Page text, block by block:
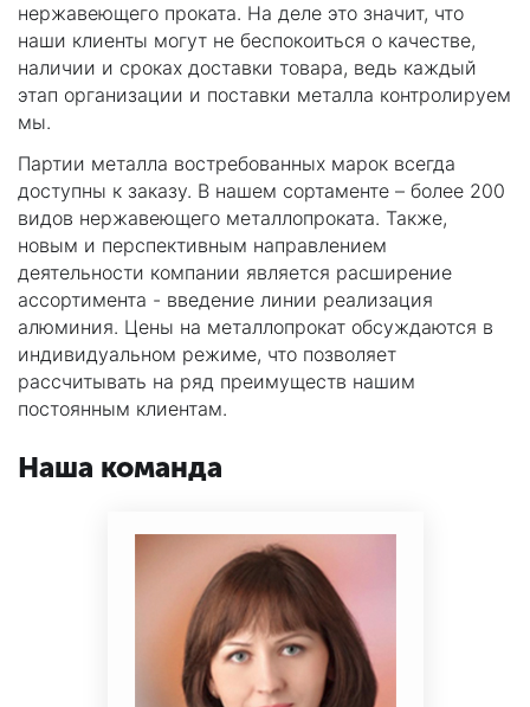
нержавеющего проката. На деле это значит, что
наши клиенты могут не беспокоиться о качестве,
наличии и сроках доставки товара, ведь каждый
этап организации и поставки металла контролируем
мы.
Партии металла востребованных марок всегда
доступны к заказу. В нашем сортаменте – более 200
видов нержавеющего металлопроката. Также,
новым и перспективным направлением
деятельности компании является расширение
ассортимента - введение линии реализация
алюминия. Цены на металлопрокат обсуждаются в
индивидуальном режиме, что позволяет
рассчитывать на ряд преимуществ нашим
постоянным клиентам.
Наша команда